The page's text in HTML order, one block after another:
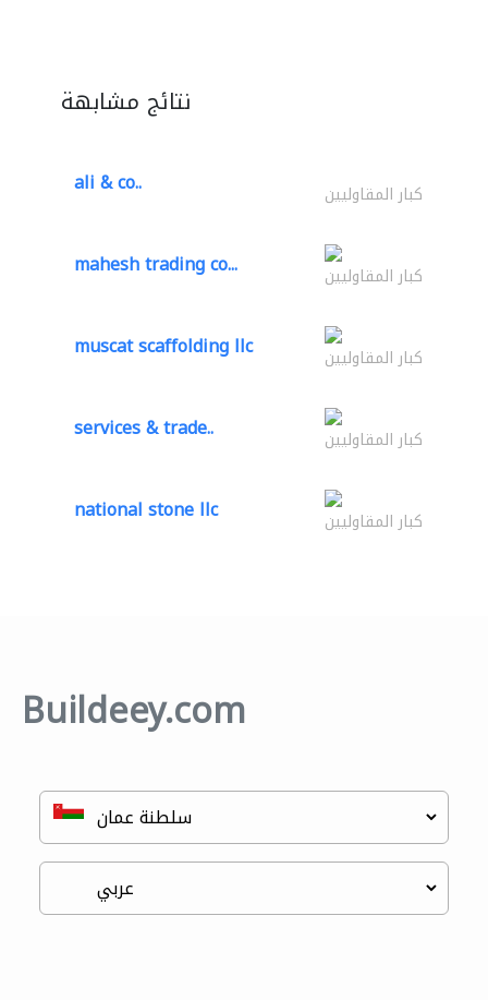
نتائج مشابهة
ali & co.. كبار المقاوليين
mahesh trading co... كبار المقاوليين
muscat scaffolding llc كبار المقاوليين
services & trade.. كبار المقاوليين
national stone llc كبار المقاوليين
Buildeey.com